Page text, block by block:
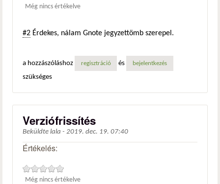
Még nincs értékelve
#2 Érdekes, nálam Gnote jegyzettömb szerepel.
a hozzászóláshoz regisztráció és bejelentkezés
szükséges
Verziófrissítés
Beküldte lala - 2019. dec. 19. 07:40
Értékelés:
Még nincs értékelve